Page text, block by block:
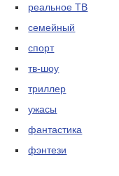
реальное ТВ
семейный
спорт
тв-шоу
триллер
ужасы
фантастика
фэнтези